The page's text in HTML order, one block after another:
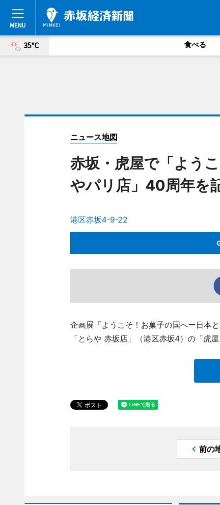
35°C 食べる
ニュース地図
赤坂・虎屋で「よう
やパリ店」40周年を
港区赤坂4-9-22
企画展「ようこそ！お菓子の国へー日本
「とらや 赤坂店」（港区赤坂4）の「虎
前の